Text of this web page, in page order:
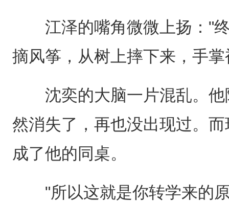
江泽的嘴角微微上扬："终
摘风筝，从树上摔下来，手
沈奕的大脑一片混乱。他
然消失了，再也没出现过。
成了他的同桌。
"所以这就是你转学来的原